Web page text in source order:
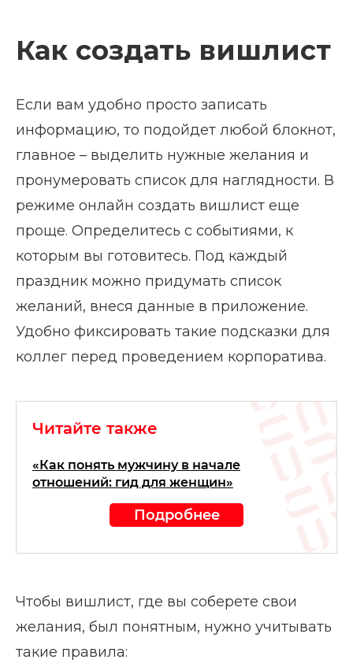
Как создать вишлист
Если вам удобно просто записать
информацию, то подойдет любой блокнот,
главное – выделить нужные желания и
пронумеровать список для наглядности. В
режиме онлайн создать вишлист еще
проще. Определитесь с событиями, к
которым вы готовитесь. Под каждый
праздник можно придумать список
желаний, внеся данные в приложение.
Удобно фиксировать такие подсказки для
коллег перед проведением корпоратива.
Читайте также
«Как понять мужчину в начале
отношений: гид для женщин»
Подробнее
Чтобы вишлист, где вы соберете свои
желания, был понятным, нужно учитывать
такие правила: